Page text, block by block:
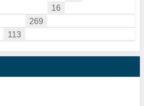
16
269
113